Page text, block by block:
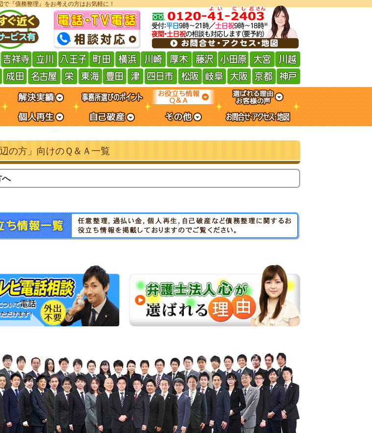
で『債務整理』をお考えの方はお気軽に！
の方」向けのＱ＆Ａ一覧
へ